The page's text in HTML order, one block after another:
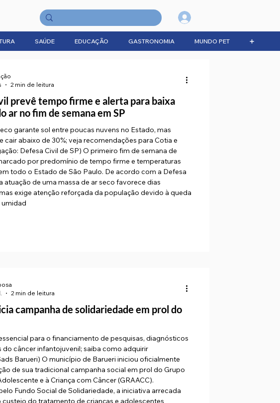
SAÚDE EDUCAÇÃO GASTRONOMIA MUNDO PET ➕
prevê tempo firme e alerta para baixa
ar no fim de semana em SP
garante sol entre poucas nuvens no Estado, mas
cair abaixo de 30%; veja recomendações para Cotia e
Defesa Civil de SP) O primeiro fim de semana de
por predomínio de tempo firme e temperaturas
todo o Estado de São Paulo. De acordo com a Defesa
atuação de uma massa de ar seco favorece dias
exige atenção reforçada da população devido à queda
umidad
2 min de leitura
campanha de solidariedade em prol do
para o financiamento de pesquisas, diagnósticos
do câncer infantojuvenil; saiba como adquirir
Barueri) O município de Barueri iniciou oficialmente
de sua tradicional campanha social em prol do Grupo
e à Criança com Câncer (GRAACC).
Fundo Social de Solidariedade, a iniciativa arrecada
custeio do tratamento de crianças e adolescentes
2 min de leitura